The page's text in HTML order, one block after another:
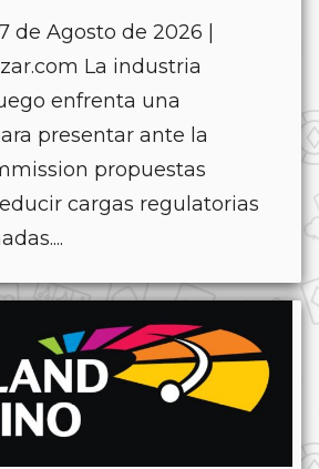
de Agosto de 2026 |
La industria
enfrenta una
presentar ante la
propuestas
cargas regulatorias